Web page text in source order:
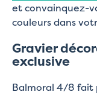
et convainquez-
couleurs dans
Gravier
exclusive
Balmoral 4/8 fait